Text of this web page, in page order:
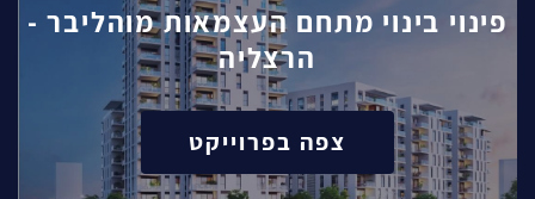
פינוי בינוי מתחם העצמאות מוהליבר -
הרצליה
צפה בפרוייקט